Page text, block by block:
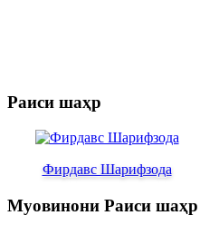
Раиси шаҳр
Фирдавс Шарифзода
Муовинони Раиси шаҳр